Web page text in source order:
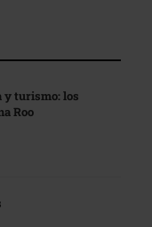
y turismo: los
Roo